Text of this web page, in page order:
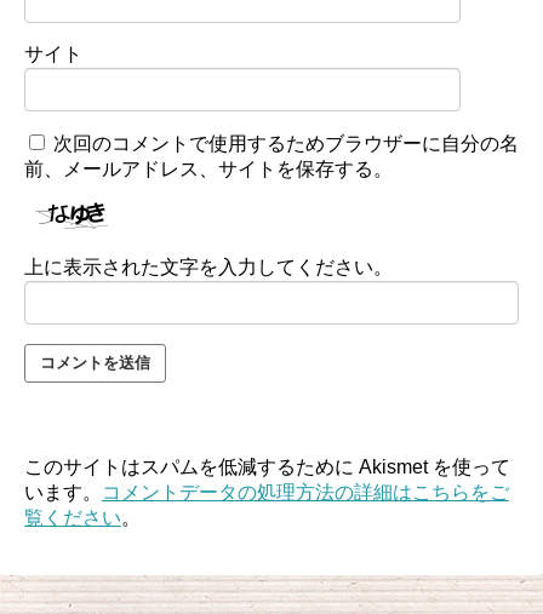
サイト
次回のコメントで使用するためブラウザーに自分の名
前、メールアドレス、サイトを保存する。
上に表示された文字を入力してください。
このサイトはスパムを低減するために Akismet を使って
います。
コメントデータの処理方法の詳細はこちらをご
覧ください。